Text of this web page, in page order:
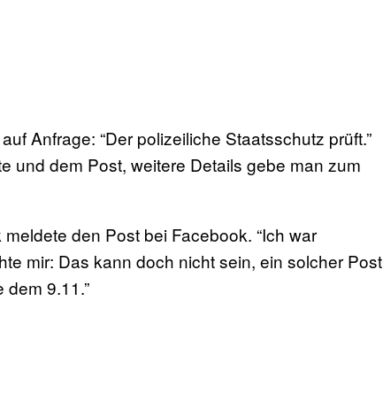
Anfrage: “Der polizeiliche Staatsschutz prüft.”
und dem Post, weitere Details gebe man zum
den Post bei Facebook. “Ich war
mir: Das kann doch nicht sein, ein solcher Post
9.11.”